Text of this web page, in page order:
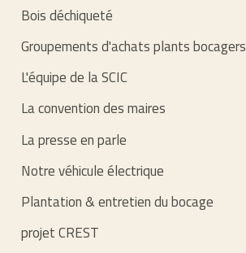
Bois déchiqueté
Groupements d'achats plants bocagers
L'équipe de la SCIC
La convention des maires
La presse en parle
Notre véhicule électrique
Plantation & entretien du bocage
projet CREST